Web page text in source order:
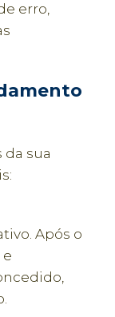
erro,
sua
Após o
e